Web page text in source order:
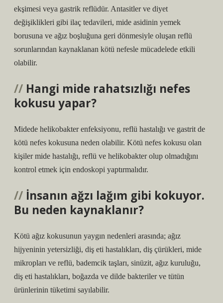
ekşimesi veya gastrik reflüdür. Antasitler ve diyet
değişiklikleri gibi ilaç tedavileri, mide asidinin yemek
borusuna ve ağız boşluğuna geri dönmesiyle oluşan reflü
sorunlarından kaynaklanan kötü nefesle mücadelede etkili
olabilir.
Hangi mide rahatsızlığı nefes
kokusu yapar?
Midede helikobakter enfeksiyonu, reflü hastalığı ve gastrit de
kötü nefes kokusuna neden olabilir. Kötü nefes kokusu olan
kişiler mide hastalığı, reflü ve helikobakter olup olmadığını
kontrol etmek için endoskopi yaptırmalıdır.
İnsanın ağzı lağım gibi kokuyor.
Bu neden kaynaklanır?
Kötü ağız kokusunun yaygın nedenleri arasında; ağız
hijyeninin yetersizliği, diş eti hastalıkları, diş çürükleri, mide
mikropları ve reflü, bademcik taşları, sinüzit, ağız kuruluğu,
diş eti hastalıkları, boğazda ve dilde bakteriler ve tütün
ürünlerinin tüketimi sayılabilir.